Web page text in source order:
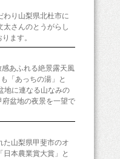
わり山梨県北杜市に
太さんのとうがらし
ます。
あふれる絶景露天風
「あっちの湯」と
地に連なる山なみの
盆地の夜景を一望で
た山梨県甲斐市のオ
日本農業賞大賞」と